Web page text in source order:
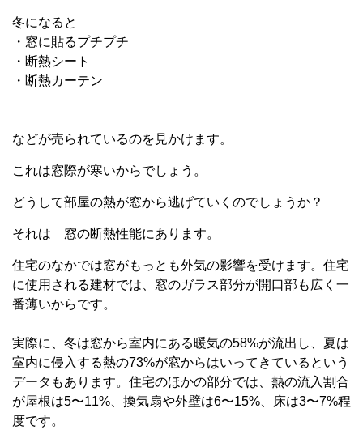
冬になると
・窓に貼るプチプチ
・断熱シート
・断熱カーテン
などが売られているのを見かけます。
これは窓際が寒いからでしょう。
どうして部屋の熱が窓から逃げていくのでしょうか？
それは 窓の断熱性能にあります。
住宅のなかでは窓がもっとも外気の影響を受けます。住宅
に使用される建材では、窓のガラス部分が開口部も広く一
番薄いからです。
実際に、冬は窓から室内にある暖気の58%が流出し、夏は
室内に侵入する熱の73%が窓からはいってきているという
データもあります。住宅のほかの部分では、熱の流入割合
が屋根は5〜11%、換気扇や外壁は6〜15%、床は3〜7%程
度です。